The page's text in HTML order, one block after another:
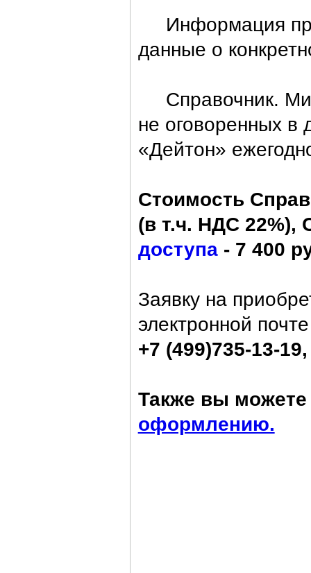
Информация
данные о
Справочник.
не оговоренных в
«Дейтон»
Стоимость
(в т.ч. НДС 22%),
доступа- 7 400
Заявку на
электронной
+7 (499)735-13-
Также вы
оформлению.